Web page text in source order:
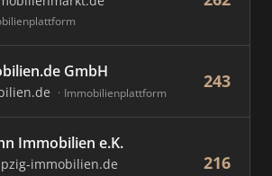
GmbH
Immobilienplattform
243
Immobilien e.K.
immobilien.de 216